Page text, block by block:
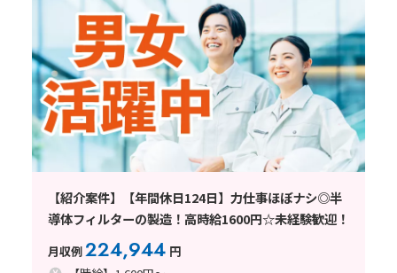
【紹介案件】【年間休日124日】力仕事ほぼナシ◎半
導体フィルターの製造！高時給1600円☆未経験歓迎！
月収例224,944 円